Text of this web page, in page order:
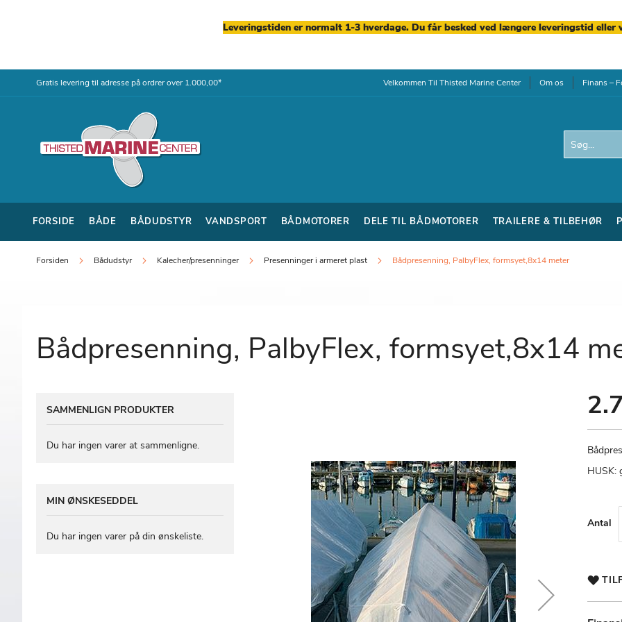
Leveringstiden er normalt 1-3 hverdage. Du får besked ved længere leveringstid eller
Gratis levering til adresse på ordrer over 1.000,00*Skip
Velkommen Til Thisted Marine Center Om os Finans –
Search
FORSIDE BÅDE BÅDUDSTYR VANDSPORT BÅDMOTORER DELE TIL BÅDMOTORER TRAILERE & TILBEHØR
Forsiden Bådudstyr Kalecher/presenninger Presenninger i armeret plast Bådpresenning, PalbyFlex, formsyet,8x14 meter
Bådpresenning, PalbyFlex, formsyet,8x14
HUSK:
Antal
SAMMENLIGN PRODUKTER
Du har ingen varer at sammenligne.
MIN ØNSKESEDDEL
Du har ingen varer på din ønskeliste.